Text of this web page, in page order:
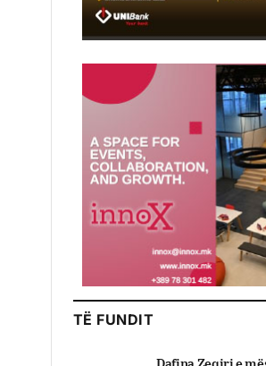
TË FUNDIT